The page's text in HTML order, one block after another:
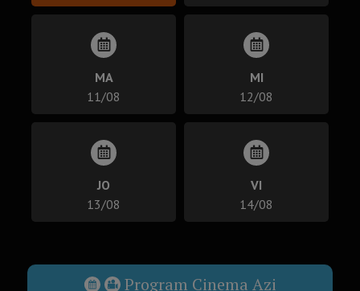
MA
11/08
MI
12/08
JO
13/08
VI
14/08
Program Cinema Azi